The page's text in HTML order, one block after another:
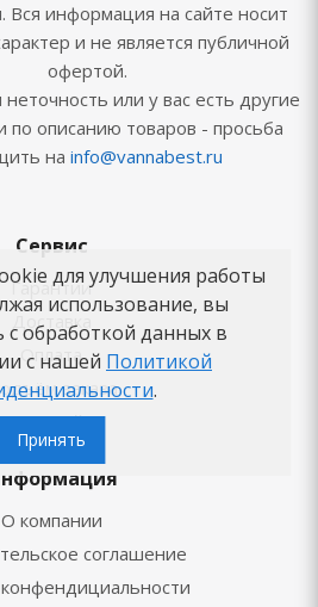
Вся информация на сайте носит
и не является публичной
офертой.
или у вас есть другие
по описанию товаров - просьба
на info@vannabest.ru
Сервис
Гарантии
Доставка
Оплата
заказа
Карта сайта
О компании
соглашение
для улучшения работы
использование, вы
с обработкой данных в
с нашей Политикой
.
Принять